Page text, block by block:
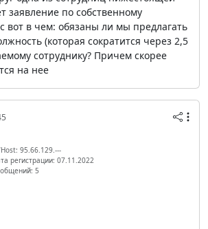
заявление по собственному
вот в чем: обязаны ли мы предлагать
(которая сократится через 2,5
сотруднику? Причем скорее
на нее
95.66.129.---
регистрации: 07.11.2022
5